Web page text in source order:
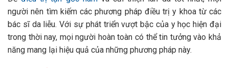
người nên tìm kiếm các phương pháp điều trị y khoa từ các
bác sĩ da liễu. Với sự phát triển vượt bậc của y học hiện đại
trong thời nay, mọi người hoàn toàn có thể tin tưởng vào khả
năng mang lại hiệu quả của những phương pháp này.